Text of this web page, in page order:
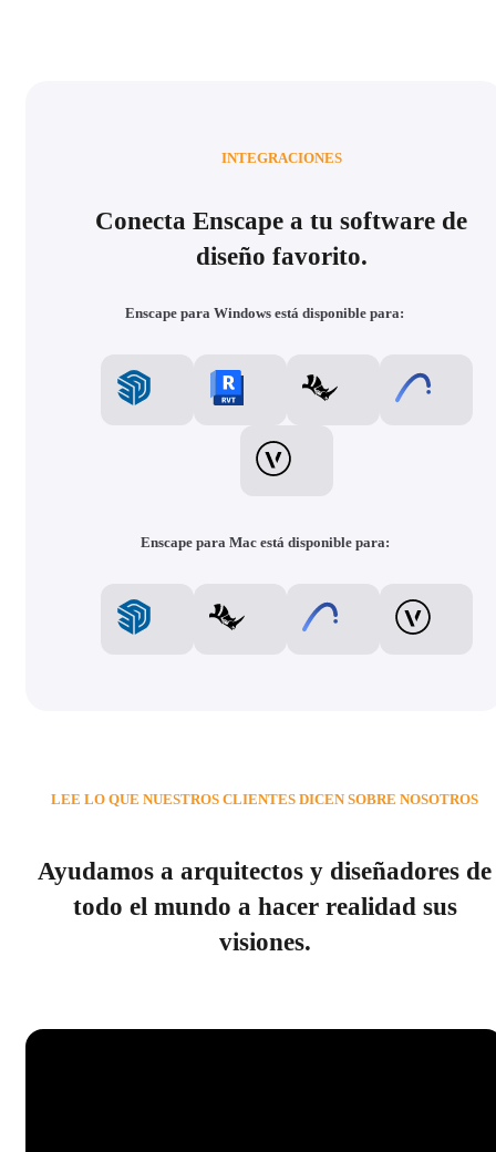
Conecta Enscape a tu software de
diseño favorito.
INTEGRACIONES
Enscape para Windows está disponible para:
Enscape para Mac está disponible para:
Ayudamos a arquitectos y diseñadores de
todo el mundo a hacer realidad sus
visiones.
LEE LO QUE NUESTROS CLIENTES DICEN SOBRE NOSOTROS